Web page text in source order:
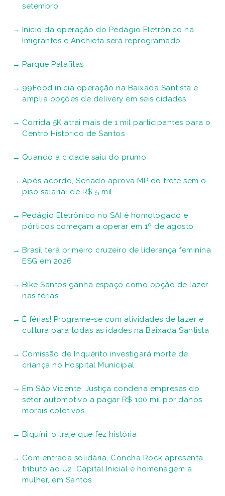
setembro
Início da operação do Pedágio Eletrônico na
Imigrantes e Anchieta será reprogramado
Parque Palafitas
99Food inicia operação na Baixada Santista e
amplia opções de delivery em seis cidades
Corrida 5K atrai mais de 1 mil participantes para o
Centro Histórico de Santos
Quando a cidade saiu do prumo
Após acordo, Senado aprova MP do frete sem o
piso salarial de R$ 5 mil
Pedágio Eletrônico no SAI é homologado e
pórticos começam a operar em 1º de agosto
Brasil terá primeiro cruzeiro de liderança feminina
ESG em 2026
Bike Santos ganha espaço como opção de lazer
nas férias
É férias! Programe-se com atividades de lazer e
cultura para todas as idades na Baixada Santista
Comissão de Inquérito investigará morte de
criança no Hospital Municipal
Em São Vicente, Justiça condena empresas do
setor automotivo a pagar R$ 100 mil por danos
morais coletivos
Biquíni: o traje que fez história
Com entrada solidária, Concha Rock apresenta
tributo ao U2, Capital Inicial e homenagem a
mulher, em Santos